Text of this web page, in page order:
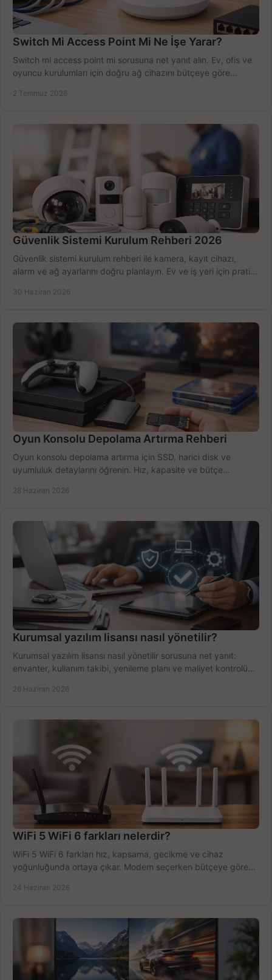
Switch Mi Access Point Mi Ne İşe Yarar?
Switch mi access point mi sorusuna net yanıt alın. Ev, ofis ve
oyuncu kurulumları için doğru ağ cihazını bütçeye göre
2 Temmuz 2026
Güvenlik Sistemi Kurulum Rehberi 2026
Güvenlik sistemi kurulum rehberi ile kamera, kayıt cihazı,
alarm ve ağ ayarlarını doğru planlayın. Ev ve iş yeri için pratik
30 Haziran 2026
Oyun Konsolu Depolama Artırma Rehberi
Oyun konsolu depolama artırma için SSD, harici disk ve
uyumluluk detaylarını öğrenin. Hız, kapasite ve bütçe
28 Haziran 2026
Kurumsal yazılım lisansı nasıl yönetilir?
Kurumsal yazılım lisansı nasıl yönetilir sorusuna net yanıt:
envanter, kullanım takibi, yenileme planı ve maliyet kontrolü
26 Haziran 2026
WiFi 5 WiFi 6 farkları nelerdir?
WiFi 5 WiFi 6 farkları hız, kapsama, gecikme ve cihaz
yoğunluğunda ortaya çıkar. Modem seçerken bütçeye göre
24 Haziran 2026